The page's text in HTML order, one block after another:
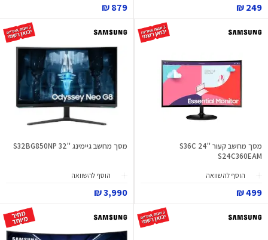
249 ₪
879 ₪
מסך מחשב קעור "24 S36C
S24C360EAM
הוסף להשוואה
499 ₪
מסך מחשב גיימינג "32 S32BG850NP
הוסף להשוואה
3,990 ₪